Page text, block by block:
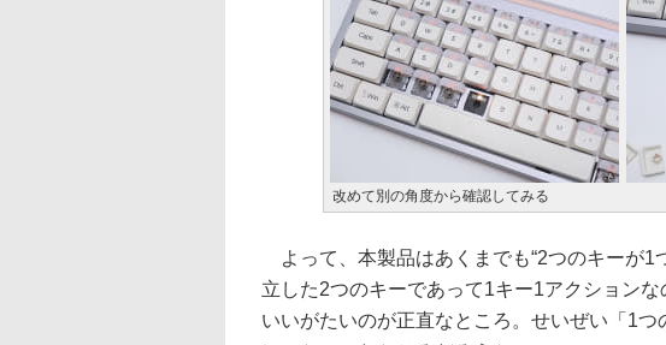
改めて別の角度から確認してみる
よって、本製品はあくまでも“2つのキーが1
立した2つのキーであって1キー1アクションな
いいがたいのが正直なところ。せいぜい「1